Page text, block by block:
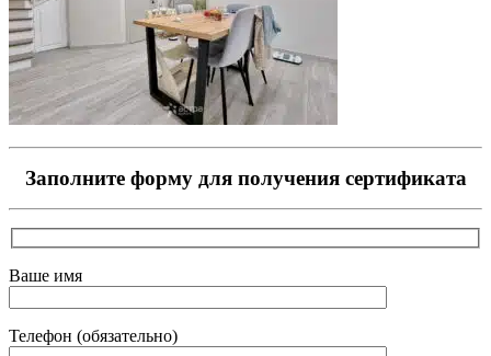
Заполните форму для получения сертификата
Ваше имя
Телефон (обязательно)